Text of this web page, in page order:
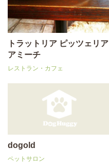
トラットリア ピッツェリア
アミーチ
レストラン・カフェ
dogold
ペットサロン